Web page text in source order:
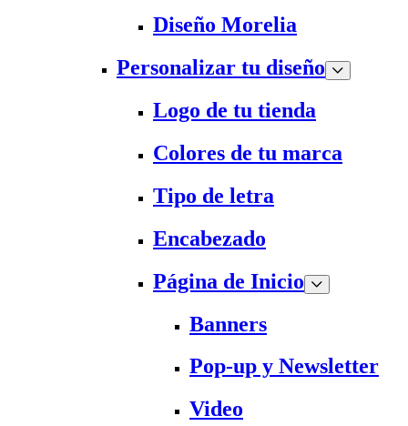
Diseño Morelia
Personalizar tu diseño
Logo de tu tienda
Colores de tu marca
Tipo de letra
Encabezado
Página de Inicio
Banners
Pop-up y Newsletter
Video